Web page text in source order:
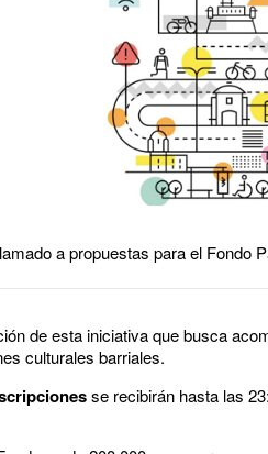
a propuestas para el Fondo
de esta iniciativa que busca
culturales barriales.
se recibirán hasta las